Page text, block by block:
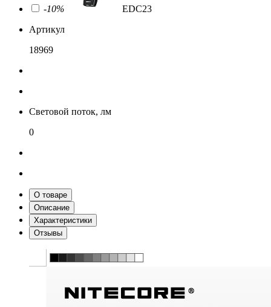
-10%
EDC23
Артикул
18969
Световой поток, лм
0
О товаре
Описание
Характеристики
Отзывы